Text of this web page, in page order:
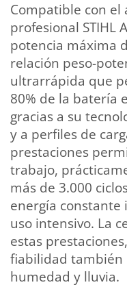
Compatible con
profesional STIHL
potencia máxima
relación peso-
ultrarrápida que
80% de la batería
gracias a su
y a perfiles de
prestaciones
trabajo,
más de 3.000
energía constante
uso intensivo. La
estas
fiabilidad también
humedad y lluvia.